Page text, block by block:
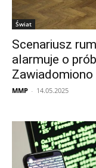
Świat
Scenariusz
alarmuje o
Zawiadomiono
MMP - 14.05.2025